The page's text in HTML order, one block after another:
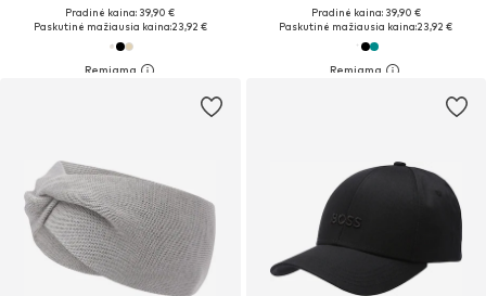
Pradinė kaina: 39,90 €
Paskutinė mažiausia kaina:23,92 €
Pradinė kaina: 39,90 €
Paskutinė mažiausia kaina:23,92 €